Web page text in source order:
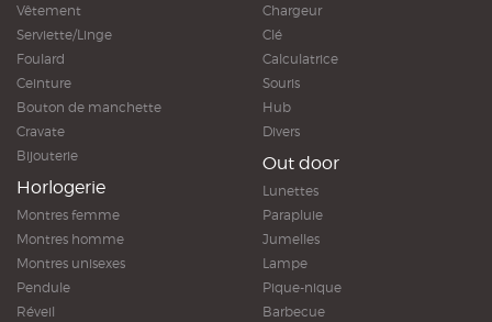
Vêtement
Serviette/Linge
Foulard
Ceinture
Bouton de manchette
Cravate
Bijouterie
Horlogerie
Montres femme
Montres homme
Montres unisexes
Pendule
Réveil
Chargeur
Clé
Calculatrice
Souris
Hub
Divers
Out door
Lunettes
Parapluie
Jumelles
Lampe
Pique-nique
Barbecue